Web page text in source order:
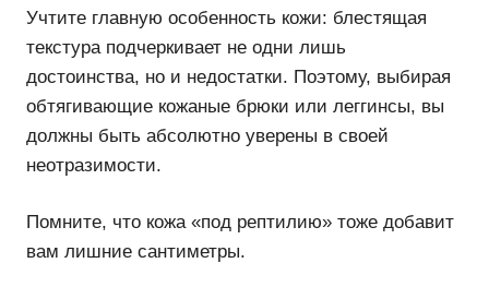
Учтите главную особенность кожи: блестящая
текстура подчеркивает не одни лишь
достоинства, но и недостатки. Поэтому, выбирая
обтягивающие кожаные брюки или леггинсы, вы
должны быть абсолютно уверены в своей
неотразимости.
Помните, что кожа «под рептилию» тоже добавит
вам лишние сантиметры.